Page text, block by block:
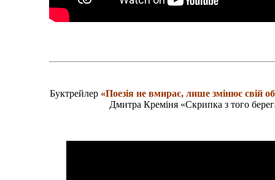
Буктрейлер «Поезія не вмирає, лише змінює свій
Дмитра Креміня «Скрипка з того